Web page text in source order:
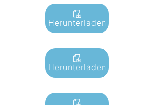
Herunterladen
Herunterladen